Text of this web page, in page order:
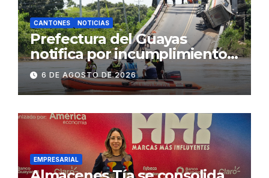
CANTONES NOTICIAS
Prefectura del Guayas
notifica por incumplimiento
contractual a la
Concesionaria CONORTE y
exige celeridad en
desmontaje del puente
Gonzalo Icaza Cornejo, en
Daule
6 DE AGOSTO DE 2026
EMPRESARIAL